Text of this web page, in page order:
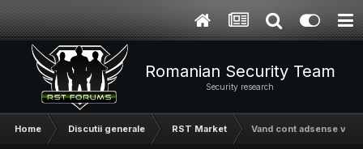
Romanian Security Team
Security research
Home Discutii generale RST Market Vand cont adsense